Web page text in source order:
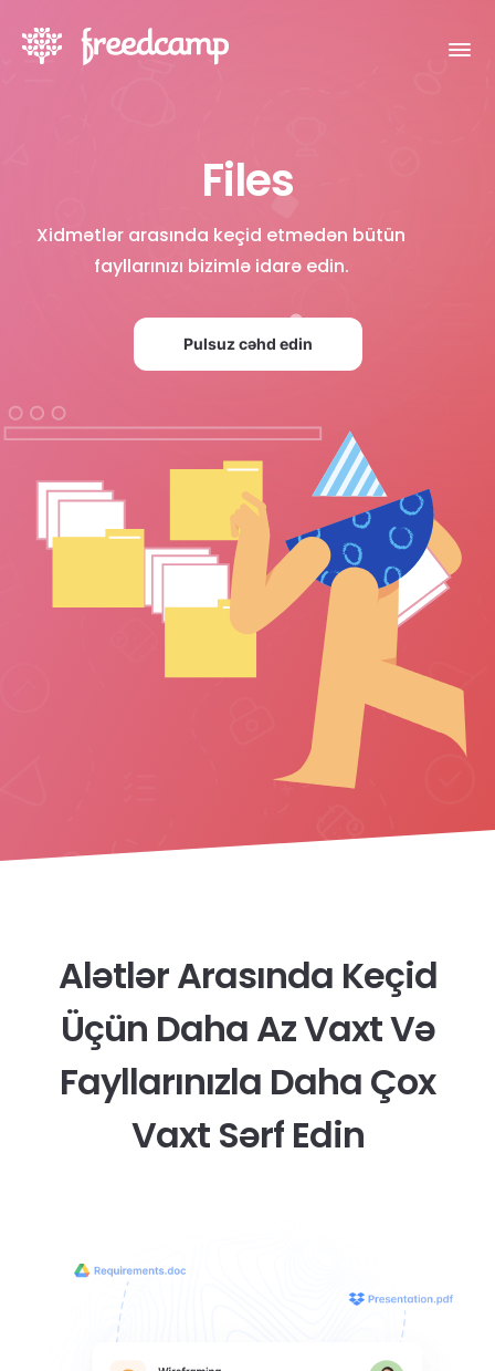
Files
Xidmətlər arasında keçid etmədən bütün
fayllarınızı bizimlə idarə edin.
Pulsuz cəhd edin
Alətlər Arasında Keçid
Üçün Daha Az Vaxt Və
Fayllarınızla Daha Çox
Vaxt Sərf Edin